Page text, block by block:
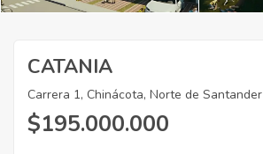
CATANIA
Carrera 1, Chinácota, Norte de Santander
$195.000.000